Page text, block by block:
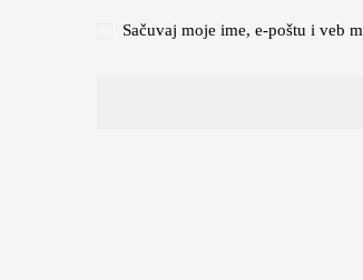
Sačuvaj moje ime, e-poštu i veb